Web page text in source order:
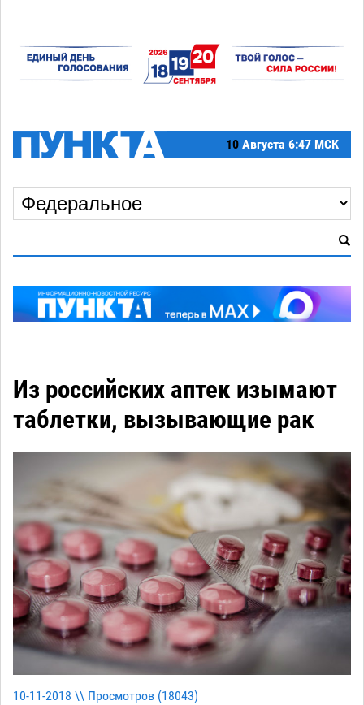
10 Августа 6:47 МСК
Из российских аптек изымают
таблетки, вызывающие рак
10-11-2018 \\ Просмотров (18043)